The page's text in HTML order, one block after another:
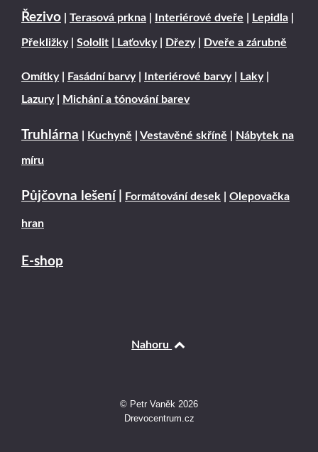
Řezivo Terasová prkna Interiérové dveře Lepidla
Překližky| Sololit Laťovky| Dřezy| Dveře a zárubně
Omítky| Fasádní barvy| Interiérové barvy| Laky|
Lazury| Michání a tónování barev
Truhlárna Kuchyně Vestavěné skříně Nábytek na
míru
Půjčovna lešení Formátování desek Olepovačka
hran
E-shop
Nahoru
© Petr Vaněk 2026
Drevocentrum.cz